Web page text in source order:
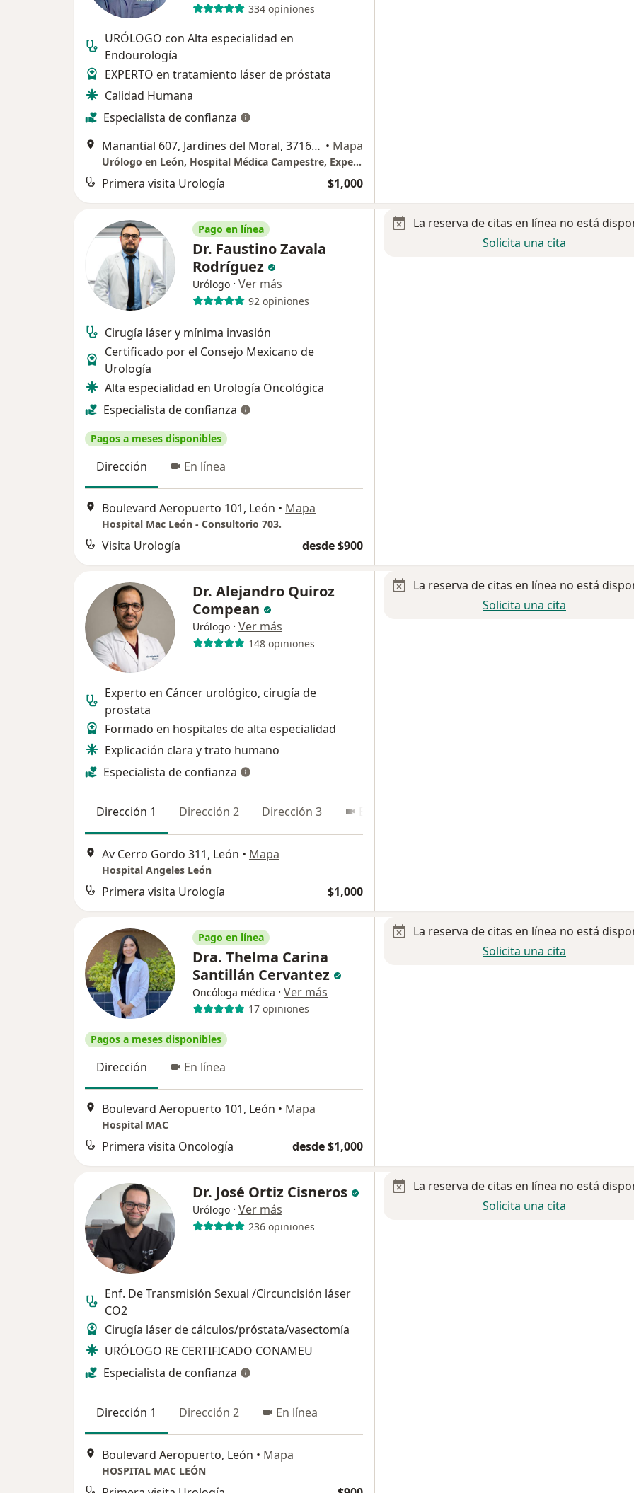
334 opiniones
URÓLOGO con Alta especialidad en
Endourología
EXPERTO en tratamiento láser de próstata
Calidad Humana
Especialista de confianza
Manantial 607, Jardines del Moral, 37160 León de los Aldama, Gto., León • Mapa
Urólogo en León, Hospital Médica Campestre, Experto en Láser y Mínima Invasión
Primera visita Urología $1,000
Pago en línea
Dr. Faustino Zavala
Rodríguez
Urólogo · Ver más
92 opiniones
Cirugía láser y mínima invasión
Certificado por el Consejo Mexicano de
Urología
Alta especialidad en Urología Oncológica
Especialista de confianza
Pagos a meses disponibles
Dirección En línea
Boulevard Aeropuerto 101, León • Mapa
Hospital Mac León - Consultorio 703.
Visita Urología desde $900
La reserva de citas en línea no está
Solicita una cita
Dr. Alejandro Quiroz
Compean
Urólogo · Ver más
148 opiniones
Experto en Cáncer urológico, cirugía de
prostata
Formado en hospitales de alta especialidad
Explicación clara y trato humano
Especialista de confianza
Dirección 1 Dirección 2 Dirección 3
Av Cerro Gordo 311, León • Mapa
Hospital Angeles León
Primera visita Urología $1,000
La reserva de citas en línea no está
Solicita una cita
Pago en línea
Dra. Thelma Carina
Santillán Cervantez
Oncóloga médica · Ver más
17 opiniones
Pagos a meses disponibles
Dirección En línea
Boulevard Aeropuerto 101, León • Mapa
Hospital MAC
Primera visita Oncología desde $1,000
La reserva de citas en línea no está
Solicita una cita
Dr. José Ortiz Cisneros
Urólogo · Ver más
236 opiniones
Enf. De Transmisión Sexual /Circuncisión láser
CO2
Cirugía láser de cálculos/próstata/vasectomía
URÓLOGO RE CERTIFICADO CONAMEU
Especialista de confianza
Dirección 1 Dirección 2 En línea
Boulevard Aeropuerto, León • Mapa
HOSPITAL MAC LEÓN
La reserva de citas en línea no está
Solicita una cita